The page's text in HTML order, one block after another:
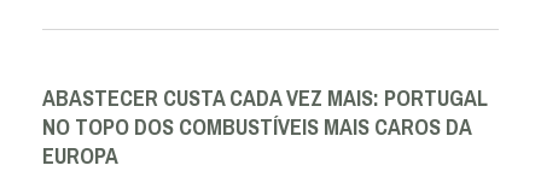
ABASTECER CUSTA CADA VEZ MAIS: PORTUGAL
NO TOPO DOS COMBUSTÍVEIS MAIS CAROS DA
EUROPA